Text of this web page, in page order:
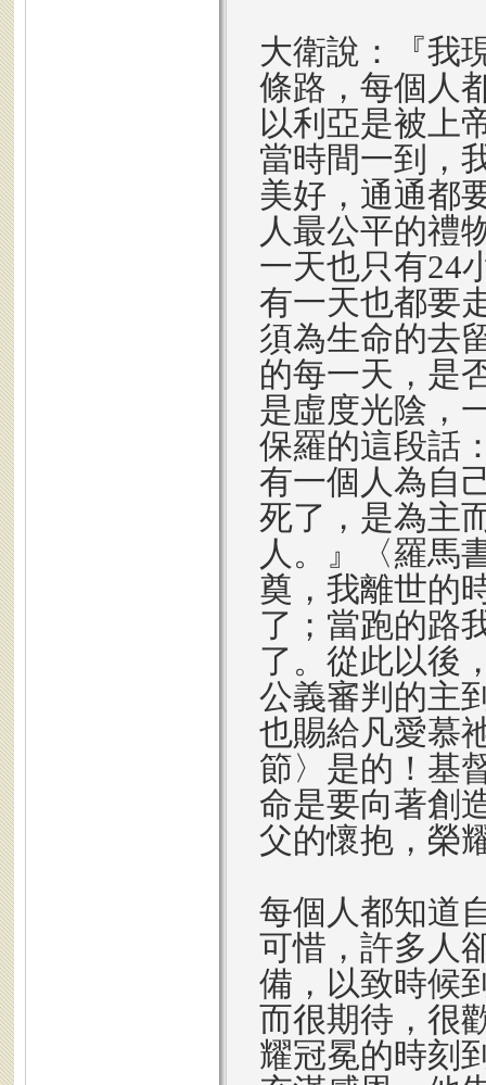
大衛說：『我
條路，每個人
以利亞是被上
當時間一到，
美好，通通都
人最公平的禮
一天也只有24
有一天也都要
須為生命的去
的每一天，是
是虛度光陰，
保羅的這段話
有一個人為自
死了，是為主
人。』〈羅馬
奠，我離世的
了；當跑的路
了。從此以後
公義審判的主
也賜給凡愛慕
節〉是的！基
命是要向著創
父的懷抱，榮
每個人都知道
可惜，許多人
備，以致時候
而很期待，很
耀冠冕的時刻